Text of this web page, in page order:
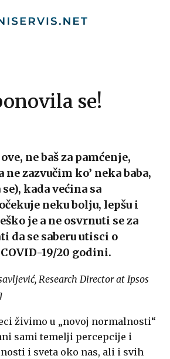
se!
ne baš za pamćenje,
ne zazvučim ko’ neka baba,
kada većina sa
neku bolju, lepšu i
je a ne osvrnuti se za
da se saberu utisci o
19/20 godini.
Research Director at Ipsos
živimo u „novoj normalnosti“
sami temelji percepcije i
i sveta oko nas, ali i svih